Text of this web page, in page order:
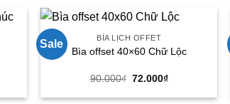
170.000₫.
Sale BÌA LỊCH OFFET
Bìa offset 40×60 Chữ Lộc
90.000₫ Giá
là:
72.000₫Giá
tại